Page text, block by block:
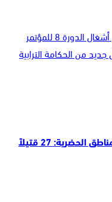
الملك محمد السادس يدعو المشاركين في أشغال الدورة 8 للمؤتمر
من الحكامة الترابية
حصيلة أسبوعية ثقيلة لحوادث السير بالمناطق الحضرية: 27 قتيلاً